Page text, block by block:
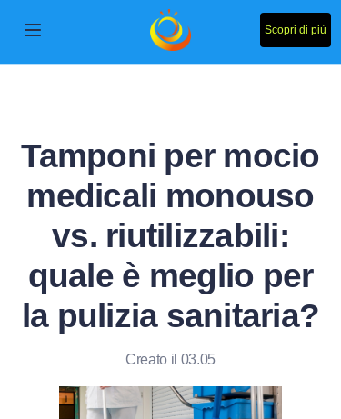
Scopri di più
Tamponi per mocio
medicali monouso
vs. riutilizzabili:
quale è meglio per
la pulizia sanitaria?
Creato il 03.05
Chi siamo
Contattaci
Soluzione